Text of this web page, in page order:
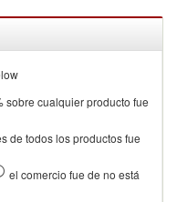
sobre cualquier producto fue
de todos los productos fue
el comercio fue de no está